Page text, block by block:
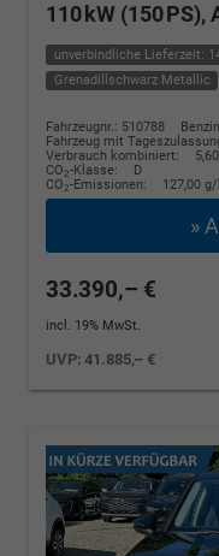
110 kW (150
unverbindliche Lieferzeit:
Grenadillschwarz Metallic
Fahrzeugnr.: 510788
Benzin
Fahrzeug mit
Verbrauch kombiniert:
CO2-Klasse:
D
CO2-Emissionen: 127,00
»
33.390,– €
incl. 19% MwSt.
UVP:41.885,– €